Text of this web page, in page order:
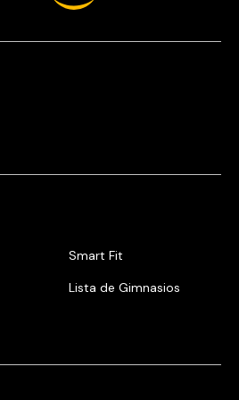
Smart Fit
Lista de Gimnasios